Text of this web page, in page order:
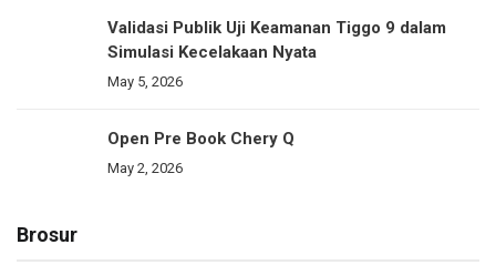
Validasi Publik Uji Keamanan Tiggo 9 dalam
Simulasi Kecelakaan Nyata
May 5, 2026
Open Pre Book Chery Q
May 2, 2026
Brosur